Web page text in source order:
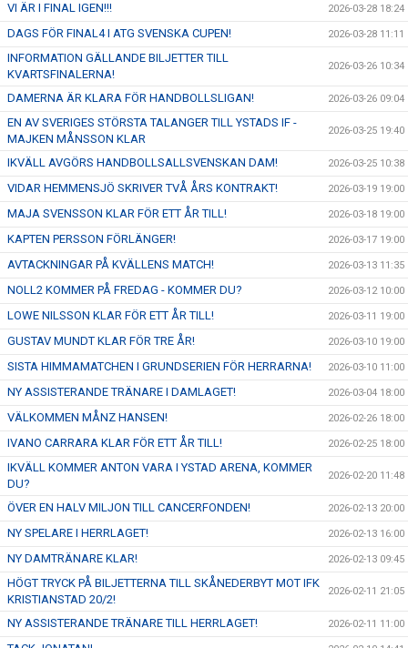
VI ÄR I FINAL IGEN!!! 2026-03-28 18:24
DAGS FÖR FINAL4 I ATG SVENSKA CUPEN! 2026-03-28 11:11
INFORMATION GÄLLANDE BILJETTER TILL
KVARTSFINALERNA!
2026-03-26 10:34
DAMERNA ÄR KLARA FÖR HANDBOLLSLIGAN! 2026-03-26 09:04
EN AV SVERIGES STÖRSTA TALANGER TILL YSTADS IF -
MAJKEN MÅNSSON KLAR
2026-03-25 19:40
IKVÄLL AVGÖRS HANDBOLLSALLSVENSKAN DAM! 2026-03-25 10:38
VIDAR HEMMENSJÖ SKRIVER TVÅ ÅRS KONTRAKT! 2026-03-19 19:00
MAJA SVENSSON KLAR FÖR ETT ÅR TILL! 2026-03-18 19:00
KAPTEN PERSSON FÖRLÄNGER! 2026-03-17 19:00
AVTACKNINGAR PÅ KVÄLLENS MATCH! 2026-03-13 11:35
NOLL2 KOMMER PÅ FREDAG - KOMMER DU? 2026-03-12 10:00
LOWE NILSSON KLAR FÖR ETT ÅR TILL! 2026-03-11 19:00
GUSTAV MUNDT KLAR FÖR TRE ÅR! 2026-03-10 19:00
SISTA HIMMAMATCHEN I GRUNDSERIEN FÖR HERRARNA! 2026-03-10 11:00
NY ASSISTERANDE TRÄNARE I DAMLAGET! 2026-03-04 18:00
VÄLKOMMEN MÅNZ HANSEN! 2026-02-26 18:00
IVANO CARRARA KLAR FÖR ETT ÅR TILL! 2026-02-25 18:00
IKVÄLL KOMMER ANTON VARA I YSTAD ARENA, KOMMER
DU?
2026-02-20 11:48
ÖVER EN HALV MILJON TILL CANCERFONDEN! 2026-02-13 20:00
NY SPELARE I HERRLAGET! 2026-02-13 16:00
NY DAMTRÄNARE KLAR! 2026-02-13 09:45
HÖGT TRYCK PÅ BILJETTERNA TILL SKÅNEDERBYT MOT IFK
KRISTIANSTAD 20/2!
2026-02-11 21:05
NY ASSISTERANDE TRÄNARE TILL HERRLAGET! 2026-02-11 11:00